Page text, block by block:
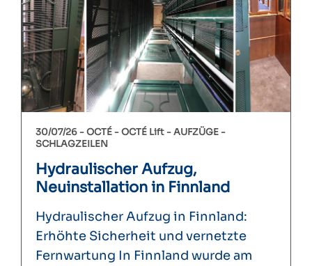
30/07/26 -OCTÉ OCTÉ Lift
AUFZÜGE
SCHLAGZEILEN
Hydraulischer Aufzug,
Neuinstallation in Finnland
Hydraulischer Aufzug in Finnland:
Erhöhte Sicherheit und vernetzte
Fernwartung In Finnland wurde am